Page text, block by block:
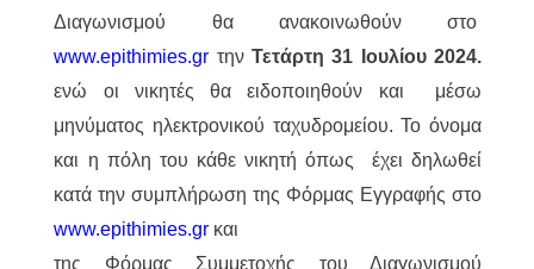
Διαγωνισμού θα ανακοινωθούν στο
www.epithimies.gr τηνΤετάρτη 31 Ιουλίου 2024.
ενώ οι νικητές θα ειδοποιηθούν και μέσω
μηνύματος ηλεκτρονικού ταχυδρομείου. Το όνομα
και η πόλη του κάθε νικητή όπως έχει δηλωθεί
κατά την συμπλήρωση της Φόρμας Εγγραφής στο
www.epithimies.gr και
της Φόρμας Συμμετοχής του Διαγωνισμού